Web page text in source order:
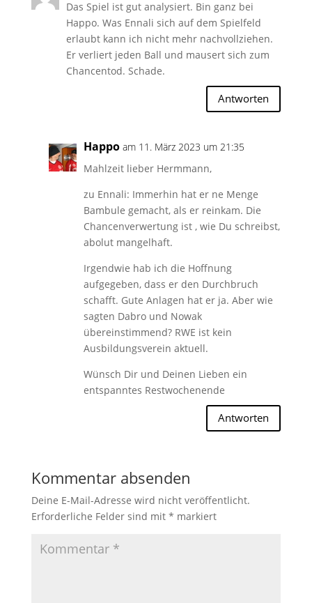
Das Spiel ist gut analysiert. Bin ganz bei
Happo. Was Ennali sich auf dem Spielfeld
erlaubt kann ich nicht mehr nachvollziehen.
Er verliert jeden Ball und mausert sich zum
Chancentod. Schade.
Antworten
Happo am 11. März 2023 um 21:35
Mahlzeit lieber Hermmann,
zu Ennali: Immerhin hat er ne Menge
Bambule gemacht, als er reinkam. Die
Chancenverwertung ist , wie Du schreibst,
abolut mangelhaft.
Irgendwie hab ich die Hoffnung
aufgegeben, dass er den Durchbruch
schafft. Gute Anlagen hat er ja. Aber wie
sagten Dabro und Nowak
übereinstimmend? RWE ist kein
Ausbildungsverein aktuell.
Wünsch Dir und Deinen Lieben ein
entspanntes Restwochenende
Antworten
Kommentar absenden
Deine E-Mail-Adresse wird nicht veröffentlicht.
Erforderliche Felder sind mit * markiert